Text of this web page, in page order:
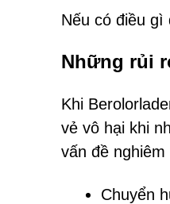
Nếu có điều
Những rủi
Khi
vẻ vô hại khi
vấn đề
Chuyển